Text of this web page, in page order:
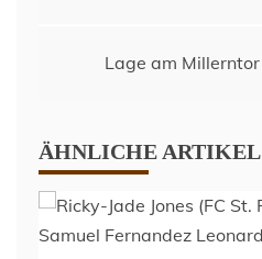
Lage am
ÄHNLICHE ARTIKEL